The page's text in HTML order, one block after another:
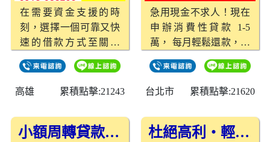
在需要資金支援的時
刻，選擇一個可靠又快
速的借款方式至關重
要。為您提供專業申貸
服務的五大保證，讓借
款變得安心又簡單！
我們提供市場上具有競
爭力的低利率，讓借款
高雄 累積點擊:21243
急用現金不求人！現在
申辦消費性貸款 1-5
萬， 每月輕鬆還款，本
金＋利息 月付888元
起， 不壓力、不負擔，
幫你穩穩度過每個急需
辦理，免繁瑣流程、快
速撥款， 學生、上班
台北市 累積點擊:21620
小額周轉貸款，助您輕鬆解決資金需求 杜絕高利・輕鬆貸方案